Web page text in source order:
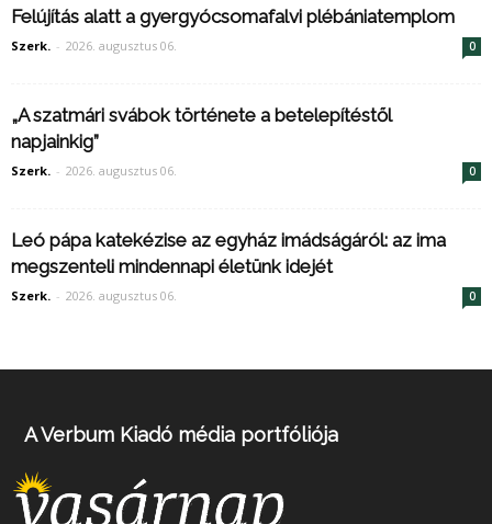
Felújítás alatt a gyergyócsomafalvi plébániatemplom
Szerk. - 2026. augusztus 06. 0
„A szatmári svábok története a betelepítéstől
napjainkig”
Szerk. - 2026. augusztus 06. 0
Leó pápa katekézise az egyház imádságáról: az ima
megszenteli mindennapi életünk idejét
Szerk. - 2026. augusztus 06. 0
A Verbum Kiadó média portfóliója